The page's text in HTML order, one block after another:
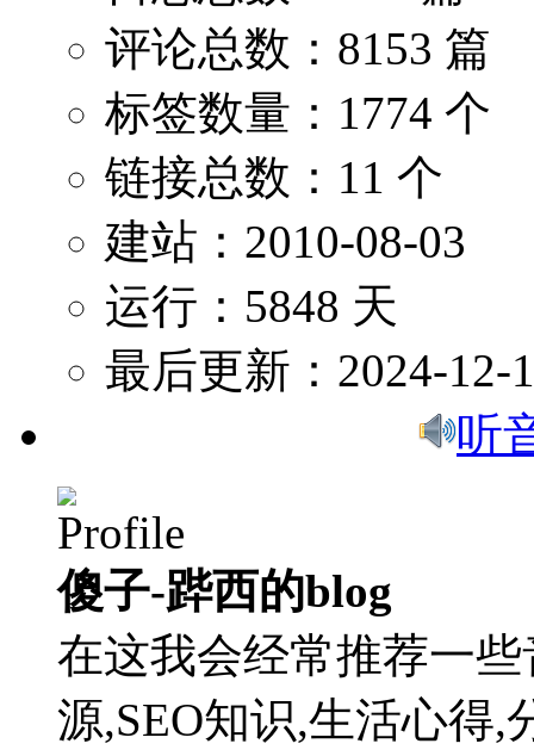
评论总数：8153 篇
标签数量：1774 个
链接总数：11 个
建站：2010-08-03
运行：5848 天
最后更新：2024-12-
听
傻子-跸西的blog
在这我会经常推荐一
源,SEO知识,生活心得,